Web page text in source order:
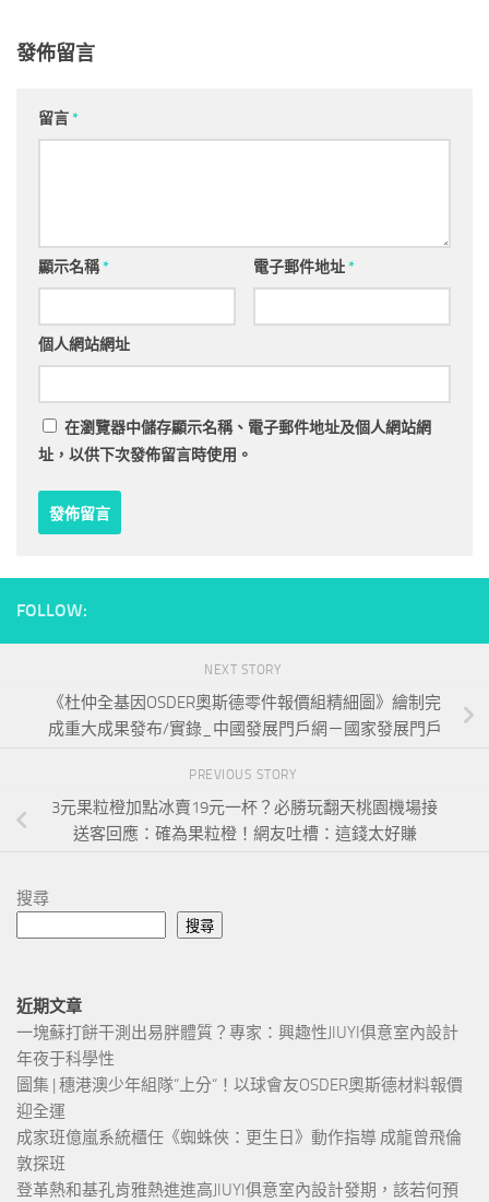
發佈留言
留言*
顯示名稱* 電子郵件地址*
個人網站網址
在瀏覽器中儲存顯示名稱、電子郵件地址及個人網站網
址，以供下次發佈留言時使用。
FOLLOW:
NEXT STORY
《杜仲全基因OSDER奧斯德零件報價組精細圖》繪制完
成重大成果發布/實錄_中國發展門戶網－國家發展門戶
PREVIOUS STORY
3元果粒橙加點冰賣19元一杯？必勝玩翻天桃園機場接
送客回應：確為果粒橙！網友吐槽：這錢太好賺
搜尋
搜尋
近期文章
一塊蘇打餅干測出易胖體質？專家：興趣性JIUYI俱意室內設計
年夜于科學性
圖集 | 穗港澳少年組隊“上分“！以球會友OSDER奧斯德材料報價
迎全運
成家班億嵐系統櫃任《蜘蛛俠：更生日》動作指導 成龍曾飛倫
敦探班
登革熱和基孔肯雅熱進進高JIUYI俱意室內設計發期，該若何預